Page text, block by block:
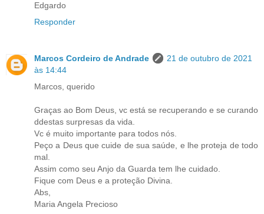
Edgardo
Responder
Marcos Cordeiro de Andrade
21 de outubro de 2021
às 14:44
Marcos, querido
Graças ao Bom Deus, vc está se recuperando e se curando
ddestas surpresas da vida.
Vc é muito importante para todos nós.
Peço a Deus que cuide de sua saúde, e lhe proteja de todo
mal.
Assim como seu Anjo da Guarda tem lhe cuidado.
Fique com Deus e a proteção Divina.
Abs,
Maria Angela Precioso